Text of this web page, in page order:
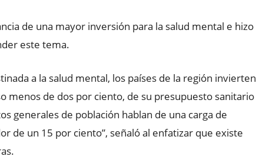
de una mayor inversión para la salud mental e hizo
este tema.
a la salud mental, los países de la región invierten
menos de dos por ciento, de su presupuesto sanitario
generales de población hablan de una carga de
de un 15 por ciento”, señaló al enfatizar que existe